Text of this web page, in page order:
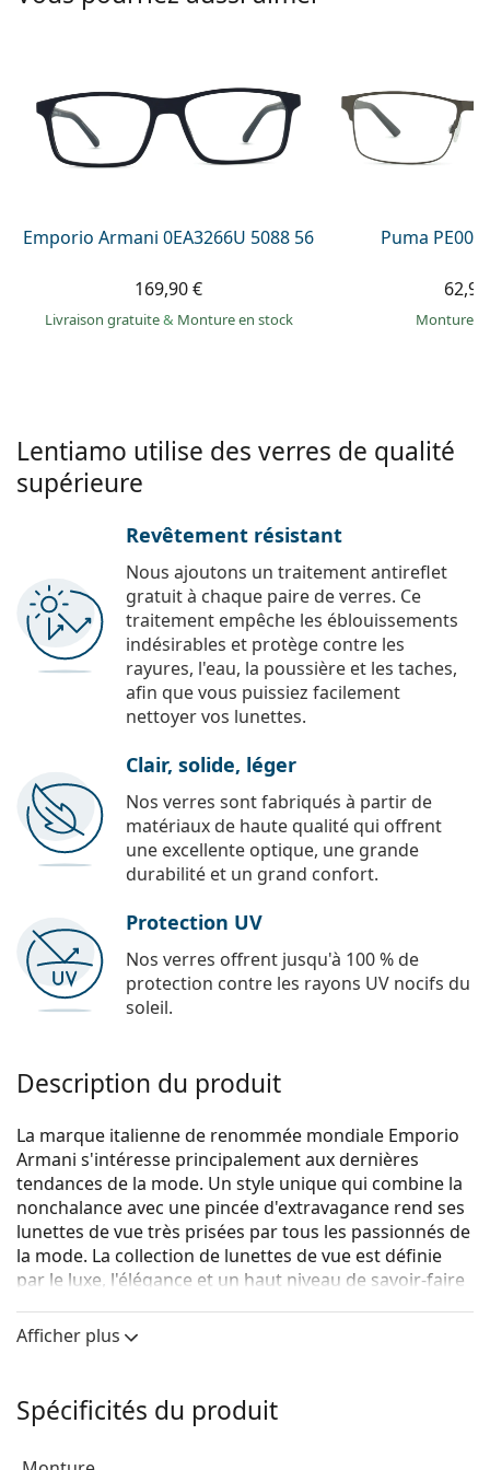
Toutes les marques
Toutes les marques
Emporio Armani 0EA3266U 5088 56
169,90 €
Livraison gratuite& Monture en stock
Puma
Monture
Lentiamo utilise des verres de qualité
supérieure
Revêtement résistant
Nous ajoutons un traitement antireflet
gratuit à chaque paire de verres. Ce
traitement empêche les éblouissements
indésirables et protège contre les
rayures, l'eau, la poussière et les taches,
afin que vous puissiez facilement
nettoyer vos lunettes.
Clair, solide, léger
Nos verres sont fabriqués à partir de
matériaux de haute qualité qui offrent
une excellente optique, une grande
durabilité et un grand confort.
Protection UV
Nos verres offrent jusqu'à 100 % de
protection contre les rayons UV nocifs du
soleil.
Description du produit
La marque italienne de renommée mondiale Emporio
Armani s'intéresse principalement aux dernières
tendances de la mode. Un style unique qui combine la
nonchalance avec une pincée d'extravagance rend ses
lunettes de vue très prisées par tous les passionnés de
la mode. La collection de lunettes de vue est définie
par le luxe, l'élégance et un haut niveau de savoir-faire
Emporio Armani 0EA3177 5017
Monture de lunettes de vue
parfaitement avec tous les teints et des cheveux
Afficher plus
Spécificités du produit